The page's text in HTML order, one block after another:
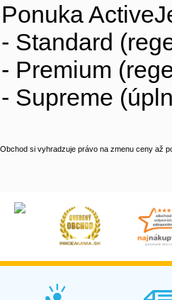
Ponuka
- Standard
- Premium
- Supreme
Obchod si vyhradzuje právo na zmenu ceny až